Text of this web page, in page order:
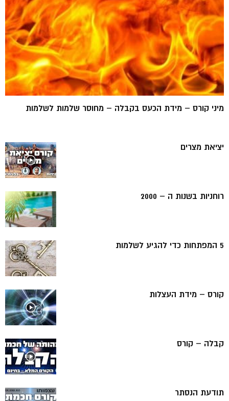
מיני קורס – מידת הכעס בקבלה – מחוסר שלמות לשלמות
יציאת מצרים
רוחניות בשנות ה – 2000
5 המפתחות כדי להגיע לשלמות
קורס – מידת העצלות
קבלה – קורס
תודעת הנסתר